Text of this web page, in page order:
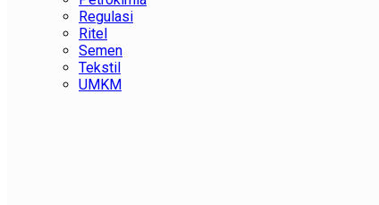
Regulasi
Ritel
Semen
Tekstil
UMKM